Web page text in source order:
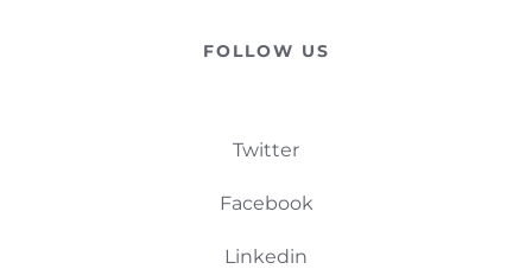
FOLLOW US
Twitter
Facebook
Linkedin